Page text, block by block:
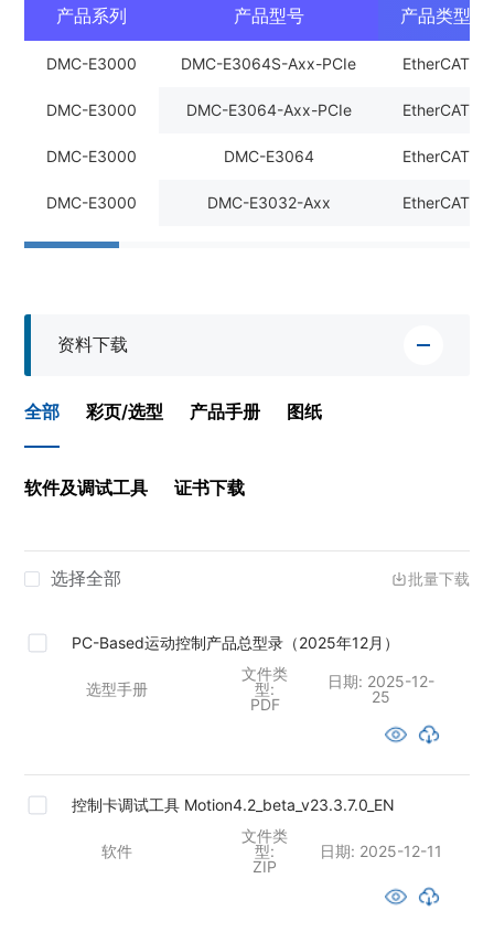
产品系列 产品型号 产品类型
DMC-E3000 DMC-E3064S-Axx-PCIe EtherCAT
DMC-E3000 DMC-E3064-Axx-PCIe EtherCAT
DMC-E3000 DMC-E3064 EtherCAT
DMC-E3000 DMC-E3032-Axx EtherCAT
资料下载
全部 彩页/选型 产品手册 图纸
软件及调试工具 证书下载
选择全部 批量下载
PC-Based运动控制产品总型录（2025年12月）
选型手册
文件类
型:
PDF
日期: 2025-12-
25
控制卡调试工具 Motion4.2_beta_v23.3.7.0_EN
软件
文件类
型:
ZIP
日期: 2025-12-11